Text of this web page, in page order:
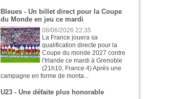
Bleues - Un billet direct pour la Coupe
du Monde en jeu ce mardi
08/06/2026 22:35
La France jouera sa
qualification directe pour la
Coupe du monde 2027 contre
l'Irlande ce mardi à Grenoble
(21h10, France 4) Après une
campagne en forme de monta...
U23 - Une défaite plus honorable